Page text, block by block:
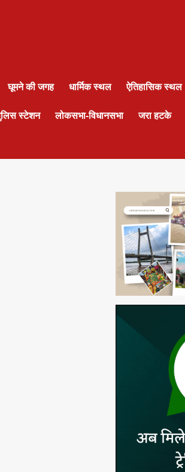
घूमने की जगह धार्मिक स्थल ऐतिहासिक स्थल
स्टेशन लोकसभा-विधानसभा जरा हटके